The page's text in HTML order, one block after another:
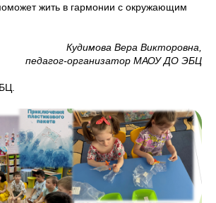
жить в гармонии с окружающим
Кудимова Вера Викторовна,
педагог-организатор МАОУ ДО ЭБЦ